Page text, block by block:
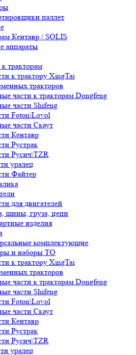
паллет
Кентавр / SOLIS
аппараты
тракторам
к трактору XingTai
тракторов
части к тракторам Dongfeng
части Shifeng
Foton\Lovol
части Скаут
Кентавр
Рустрак
Русич\TZR
уралец
Файтер
для двигателей
шины, груза, цепи
изделия
комплектующие
и наборы ТО
к трактору XingTai
тракторов
части к тракторам Dongfeng
части Shifeng
Foton\Lovol
части Скаут
Кентавр
Рустрак
Русич\TZR
уралец